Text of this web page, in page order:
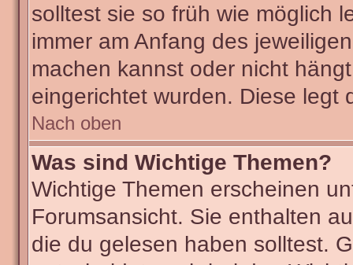
solltest sie so früh wie möglich
immer am Anfang des
machen kannst oder nicht
eingerichtet wurden. Diese legt
Nach oben
Was sind Wichtige Themen?
Wichtige Themen erscheinen
Forumsansicht. Sie enthalten
die du gelesen haben solltest.